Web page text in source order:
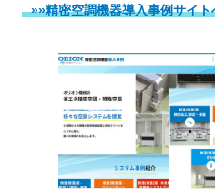
»»精密空調機器導入事例サイト